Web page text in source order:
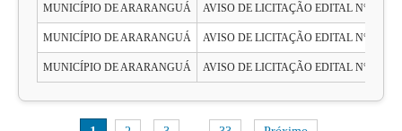
MUNICÍPIO DE ARARANGUÁ AVISO DE LICITAÇÃO EDITAL N° 110/
MUNICÍPIO DE ARARANGUÁ AVISO DE LICITAÇÃO EDITAL N° 109/
MUNICÍPIO DE ARARANGUÁ AVISO DE LICITAÇÃO EDITAL N° 108/